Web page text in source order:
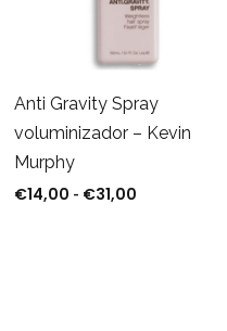
Anti Gravity Spray
voluminizador – Kevin
Murphy
€14,00 - €31,00Rango de